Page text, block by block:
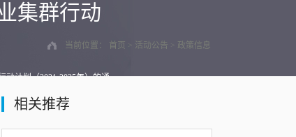
当前位置： 首页 > 活动公告 > 政策信息
集群行动
计划（2021-2025年）的通
相关推荐